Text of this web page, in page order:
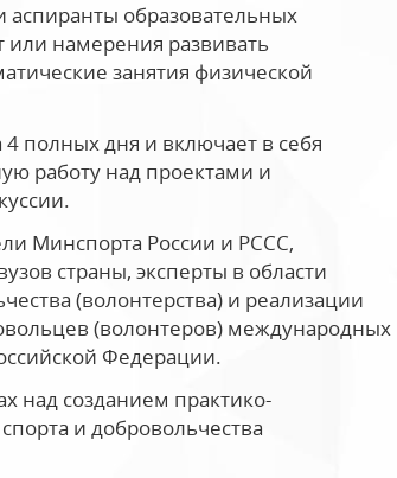
образовательных
намерения развивать
занятия физической
полных дня и включает в себя
работу над проектами и
Минспорта России и РССС,
страны, эксперты в области
(волонтерства) и реализации
(волонтеров) международных
Федерации.
над созданием практико-
и добровольчества